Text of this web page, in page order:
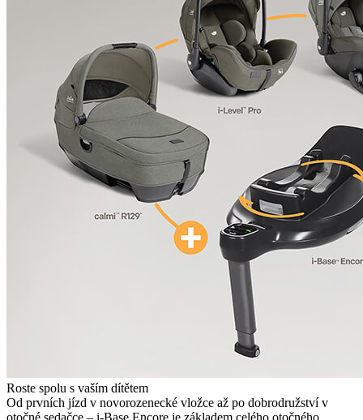
Roste spolu s vaším dítětem
Od prvních jízd v novorozenecké vložce až po dobrodružství v
otočné sedačce – i-Base Encore je základem celého otočného